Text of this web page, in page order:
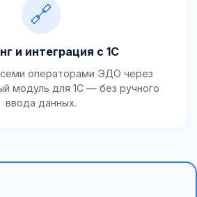
🔗
и интеграция с 1С
операторами ЭДО через
модуль для 1С — без ручного
ввода данных.